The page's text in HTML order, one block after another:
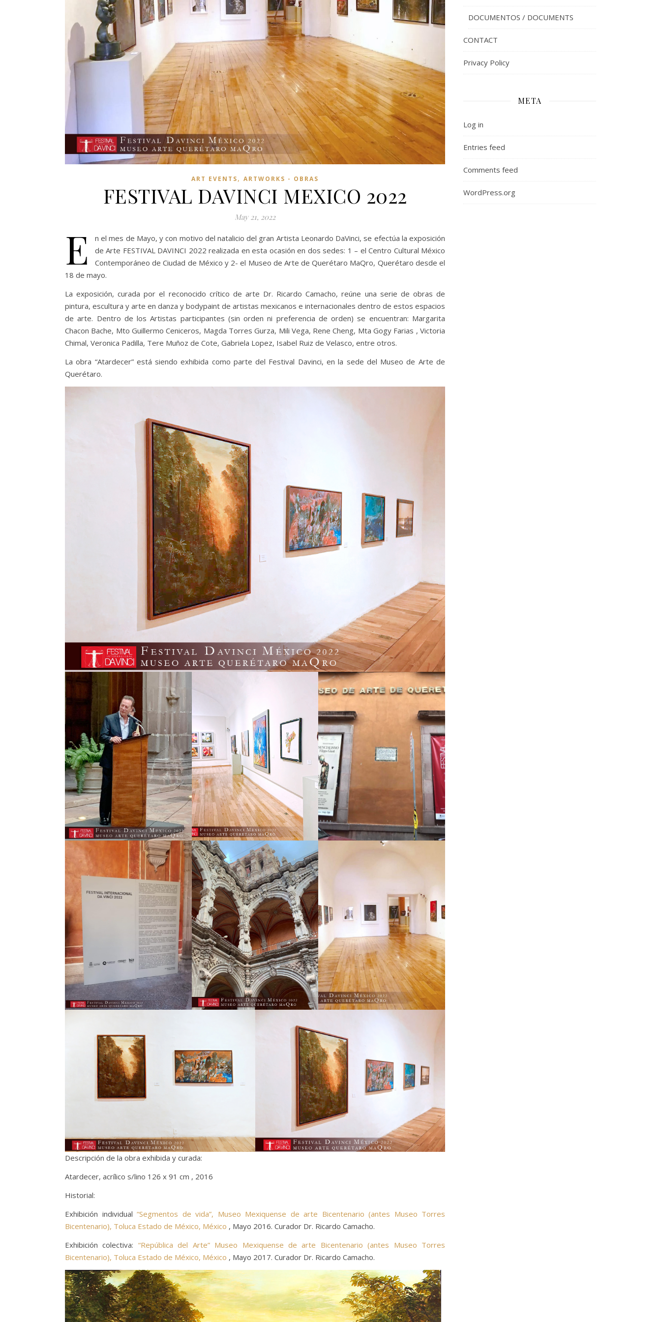
ART EVENTS, ARTWORKS - OBRAS
FESTIVAL DAVINCI MEXICO 2022
May 21, 2022
E
n el mes de Mayo, y con motivo del natalicio del gran Artista Leonardo DaVinci, se efectúa la exposición
de Arte FESTIVAL DAVINCI 2022 realizada en esta ocasión en dos sedes: 1 – el Centro Cultural México
Contemporáneo de Ciudad de México y 2- el Museo de Arte de Querétaro MaQro, Querétaro desde el
18 de mayo.
La exposición, curada por el reconocido crítico de arte Dr. Ricardo Camacho, reúne una serie de obras de
pintura, escultura y arte en danza y bodypaint de artistas mexicanos e internacionales dentro de estos espacios
de arte. Dentro de los Artistas participantes (sin orden ni preferencia de orden) se encuentran: Margarita
Chacon Bache, Mto Guillermo Ceniceros, Magda Torres Gurza, Mili Vega, Rene Cheng, Mta Gogy Farias , Victoria
Chimal, Veronica Padilla, Tere Muñoz de Cote, Gabriela Lopez, Isabel Ruiz de Velasco, entre otros.
La obra “Atardecer” está siendo exhibida como parte del Festival Davinci, en la sede del Museo de Arte de
Querétaro.
Descripción de la obra exhibida y curada:
Atardecer, acrílico s/lino 126 x 91 cm , 2016
Historial:
Exhibición individual “Segmentos de vida”, Museo Mexiquense de arte Bicentenario (antes Museo Torres
Bicentenario), Toluca Estado de México, México , Mayo 2016. Curador Dr. Ricardo Camacho.
Exhibición colectiva: “República del Arte” Museo Mexiquense de arte Bicentenario (antes Museo Torres
Bicentenario), Toluca Estado de México, México , Mayo 2017. Curador Dr. Ricardo Camacho.
DOCUMENTOS / DOCUMENTS
CONTACT
Privacy Policy
META
Log in
Entries feed
Comments feed
WordPress.org